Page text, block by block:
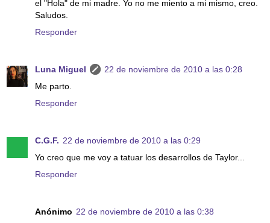
el "Hola" de mi madre. Yo no me miento a mi mismo, creo.
Saludos.
Responder
Luna Miguel
22 de noviembre de 2010 a las 0:28
Me parto.
Responder
C.G.F. 22 de noviembre de 2010 a las 0:29
Yo creo que me voy a tatuar los desarrollos de Taylor...
Responder
Anónimo 22 de noviembre de 2010 a las 0:38